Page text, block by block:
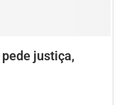
pede justiça,